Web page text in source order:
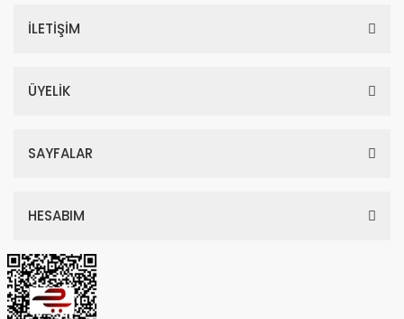
İLETİŞİM
ÜYELİK
SAYFALAR
HESABIM